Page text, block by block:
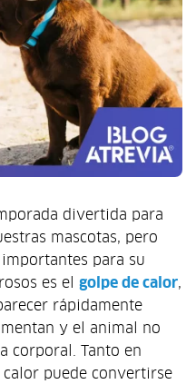
divertida para
mascotas, pero
para su
es el golpe de calor,
rápidamente
y el animal no
corporal. Tanto en
calor puede convertirse